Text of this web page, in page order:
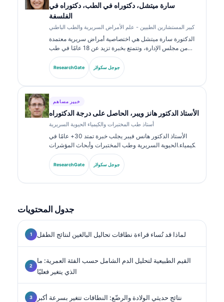
سارة ميتشل، دكتوراه في الطب، دكتوراه في
الفلسفة
كبير المستشارين الطبيين - علم الأمراض السريرية والطب الباطني
الدكتورة سارة ميتشل هي اختصاصية أمراض سريرية معتمدة
من مجلس الإدارة، وتتمتع بخبرة تزيد عن 18 عامًا في طب
المختبرات والتحليل التشخيصي. تحمل شهادات تخصص في
الكيمياء السريرية، ونشرت على نطاق واسع حول لوحات
ResearchGate جوجل سكولار
خبير مساهم
الأستاذ الدكتور هانز ويبر، الحاصل على درجة الدكتوراه
أستاذ طب المختبرات والكيمياء الحيوية السريرية
الأستاذ الدكتور هانس فيبر يجلب خبرة تمتد 30+ عامًا في
الكيمياء الحيوية السريرية وطب المختبرات وأبحاث المؤشرات
الحيوية. بصفته الرئيس السابق للجمعية الألمانية للكيمياء
السريرية، يتخصص في تحليل لوحات التشخيص، وتوحيد
المؤشرات الحيوية، والطب المخبري المدعوم بالذكاء
ResearchGate جوجل سكولار
جدول المحتويات
لماذا قد تُساء قراءة نطاقات تحاليل البالغين لنتائج الطفل
القيم الطبيعية لتحليل الدم الشامل حسب الفئة العمرية: ما
الذي يتغير فعليًا
نتائج حديثي الولادة والرضّع: النطاقات تتغير بسرعة أكبر